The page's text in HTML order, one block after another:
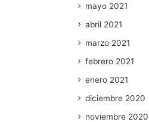
mayo 2021
abril 2021
marzo 2021
febrero 2021
enero 2021
diciembre 2020
noviembre 2020